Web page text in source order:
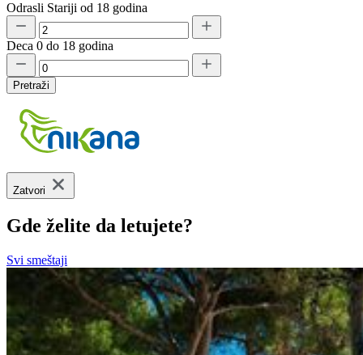
Odrasli Stariji od 18 godina
Deca 0 do 18 godina
Pretraži
Zatvori
Gde želite da letujete?
Svi smeštaji